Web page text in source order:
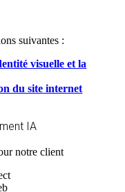
suivantes :
visuelle et la
du site internet
IA
notre client